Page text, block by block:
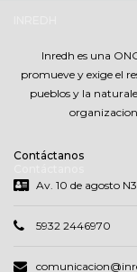
Inredh es una
promueve y exige el
pueblos y la
Contáctanos
Av. 10 de agosto
5932 2446970